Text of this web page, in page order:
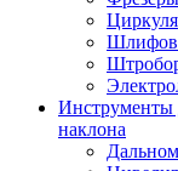
Инструменты
наклона